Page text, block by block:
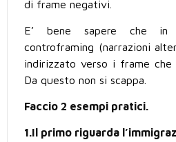
di frame negativi.
E’ bene sapere che in
controframing (narrazioni
indirizzato verso i frame che
Da questo non si scappa.
Faccio 2 esempi pratici.
1.Il primo riguarda